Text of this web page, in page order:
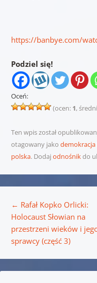
https://banbye.com/
Podziel się!
Oceń:
(ocen: 1,
Ten wpis został
otagowany jako demokracja
polska. Dodaj odnośnikdo
← Rafał Kopko Orlicki:
Holocaust Słowian na
przestrzeni wieków i
sprawcy (część 3)